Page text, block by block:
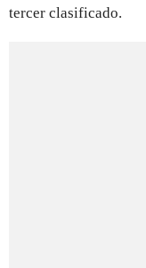
tercer clasificado.